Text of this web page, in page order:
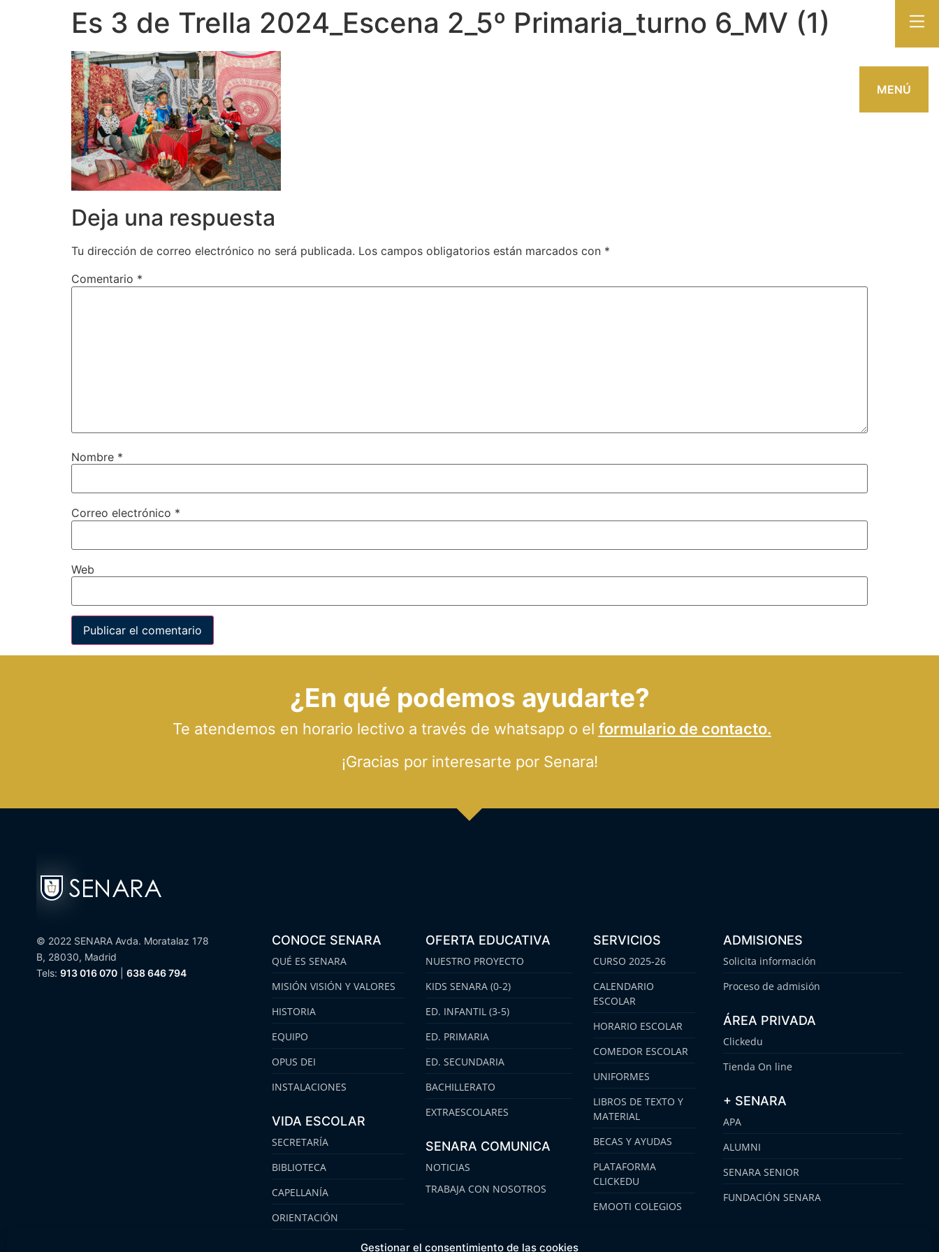
Gestionar el consentimiento de las cookies
MENÚ
Es 3 de Trella 2024_Escena 2_5º Primaria_turno 6_MV (1)
Deja una respuesta
Tu dirección de correo electrónico no será publicada. Los campos obligatorios están marcados con *
Comentario *
Nombre *
Correo electrónico *
Web
¿En qué podemos ayudarte?
Te atendemos en horario lectivo a través de whatsapp o el formulario de contacto.
¡Gracias por interesarte por Senara!
© 2022 SENARA Avda. Moratalaz 178
B, 28030, Madrid
Tels: 913 016 070 638 646 794
CONOCE SENARA
QUÉ ES SENARA
MISIÓN VISIÓN Y VALORES
HISTORIA
EQUIPO
OPUS DEI
INSTALACIONES
VIDA ESCOLAR
SECRETARÍA
BIBLIOTECA
CAPELLANÍA
ORIENTACIÓN
OFERTA EDUCATIVA
NUESTRO PROYECTO
KIDS SENARA (0-2)
ED. INFANTIL (3-5)
ED. PRIMARIA
ED. SECUNDARIA
BACHILLERATO
EXTRAESCOLARES
SENARA COMUNICA
NOTICIAS
TRABAJA CON NOSOTROS
SERVICIOS
CURSO 2025-26
CALENDARIO
ESCOLAR
HORARIO ESCOLAR
COMEDOR ESCOLAR
UNIFORMES
LIBROS DE TEXTO Y
MATERIAL
BECAS Y AYUDAS
PLATAFORMA
CLICKEDU
EMOOTI COLEGIOS
ADMISIONES
Solicita información
Proceso de admisión
ÁREA PRIVADA
Clickedu
Tienda On line
+ SENARA
APA
ALUMNI
SENARA SENIOR
FUNDACIÓN SENARA